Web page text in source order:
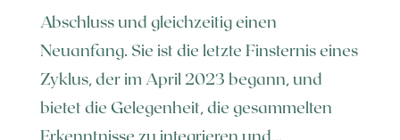
Abschluss und gleichzeitig einen
Neuanfang. Sie ist die letzte Finsternis eines
Zyklus, der im April 2023 begann, und
bietet die Gelegenheit, die gesammelten
Erkenntnisse zu integrieren und...